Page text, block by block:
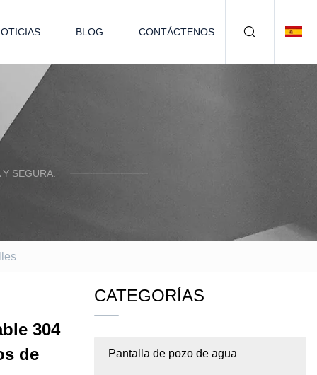
BLOG CONTÁCTENOS
SEGURA.
304
de
CATEGORÍAS
Pantalla de pozo de agua